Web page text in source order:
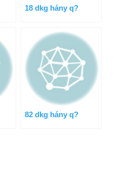
18 dkg hány q?
82 dkg hány q?